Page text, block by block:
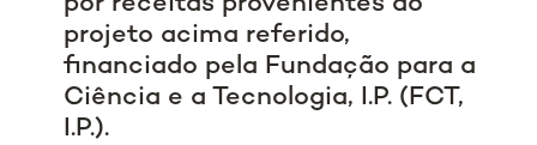
projeto acima referido,
financiado pela Fundação para a
Ciência e a Tecnologia, I.P. (FCT,
I.P.).